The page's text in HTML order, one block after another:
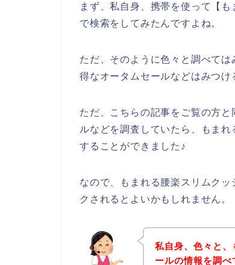
まず、私自身、携帯を使って【
で検索をしてみたんですよね。
ただ、そのように色々と調べて
得なオータムセールなどはみつけ
ただ、こちらの記事をご覧の方
ルなどを調査していたら、もま
することができました♪
なので、もまれる腰楽スリムク
クされるとよいかもしれません。
私自身、色々と
ールの情報を調